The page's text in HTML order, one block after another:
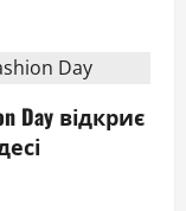
Day відкриє